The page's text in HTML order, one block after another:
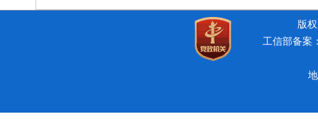
版
工信部备案